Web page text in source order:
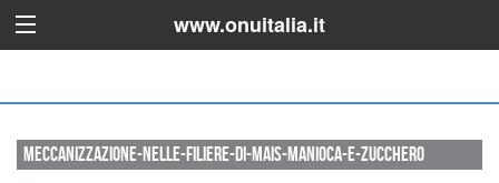
www.onuitalia.it
meccanizzazione-nelle-filiere-di-mais-manioca-e-zucchero